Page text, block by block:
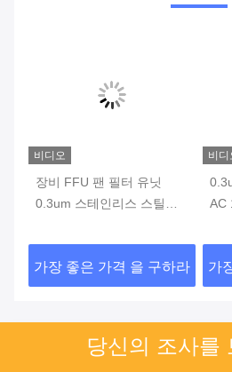
비디오
장비 FFU 팬 필터 유닛
0.3um 스테인리스 스틸
가장 좋은 가격 을 구하라
비디
AC
가
당신의 조사를